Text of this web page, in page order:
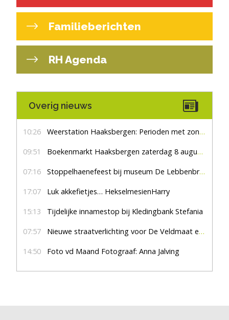
Familieberichten
RH Agenda
Overig nieuws
10:26 Weerstation Haaksbergen: Perioden met zon en droog
09:51 Boekenmarkt Haaksbergen zaterdag 8 augustus, marktplein Haaksbergen
07:16 Stoppelhaenefeest bij museum De Lebbenbrugge
17:07 Luk akkefietjes… HekselmesienHarry
15:13 Tijdelijke innamestop bij Kledingbank Stefania
07:57 Nieuwe straatverlichting voor De Veldmaat en De Pas
14:50 Foto vd Maand Fotograaf: Anna Jalving